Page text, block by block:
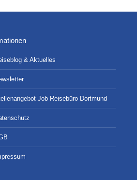
& Aktuelles
Job Reisebüro Dortmund